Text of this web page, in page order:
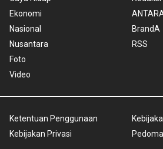
Ekonomi
Nasional
Nusantara
Foto
Video
BrandA
RSS
Ketentuan Penggunaan
Kebijakan Privasi